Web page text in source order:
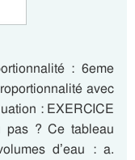
: 6eme
avec
: EXERCICE
pas ? Ce tableau
d’eau : a.